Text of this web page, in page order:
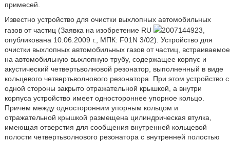
примесей.
Известно устройство для очистки выхлопных автомобильных
газов от частиц (Заявка на изобретение RU
2007144923,
опубликована 10.06.2009 г., МПК: F01N 3/02). Устройство для
очистки выхлопных автомобильных газов от частиц, встраиваемое
на автомобильную выхлопную трубу, содержащее корпус и
акустический четвертьволновой резонатор, выполненный в виде
кольцевого четвертьволнового резонатора. При этом устройство с
одной стороны закрыто отражательной крышкой, а внутри
корпуса устройство имеет одностороннее упорное кольцо.
Причем между односторонним упорным кольцом и
отражательной крышкой размещена цилиндрическая втулка,
имеющая отверстия для сообщения внутренней кольцевой
полости четвертьволнового резонатора с внутренней полостью